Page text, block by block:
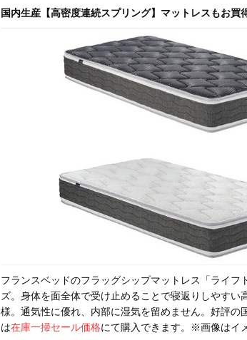
国内生産【高密度連続スプリング】マットレスもお買
フランスベッドのフラッグシップマットレス「ライフ
ズ。身体を面全体で受け止めることで寝返りしやすい
様。通気性に優れ、内部に湿気を留めません。好評の
は在庫一掃セール価格にて購入できます。※画像はイ